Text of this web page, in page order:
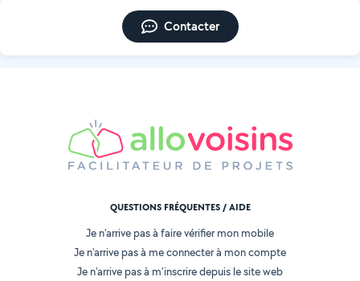
Contacter
QUESTIONS FRÉQUENTES / AIDE
Je n'arrive pas à faire vérifier mon mobile
Je n'arrive pas à me connecter à mon compte
Je n'arrive pas à m'inscrire depuis le site web